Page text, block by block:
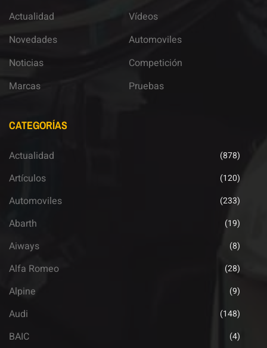
Actualidad
Novedades
Noticias
Marcas
Vídeos
Automoviles
Competición
Pruebas
CATEGORÍAS
Actualidad (878)
Artículos (120)
Automoviles (233)
Abarth (19)
Aiways (8)
Alfa Romeo (28)
Alpine (9)
Audi (148)
BAIC (4)